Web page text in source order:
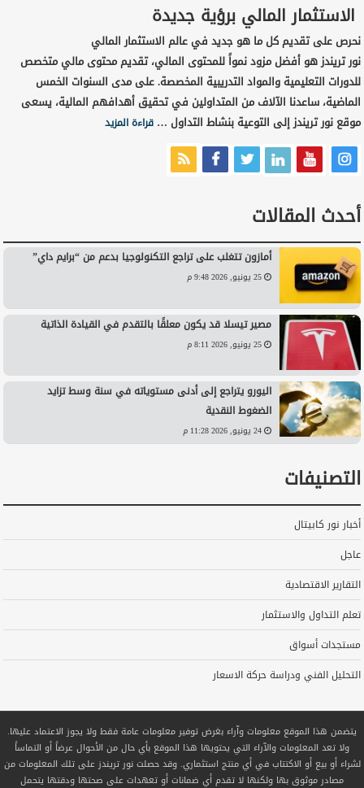
الاستثمار المالي برؤية جديدة
نحرص على تقديم كل ما هو جديد في عالم الاستثمار المالي
نور تريندز هو أفضل مزود نمواً للمحتوى المالي، تقديم محتوى مالي متخصص
للدورات التعليمية والمواد التدريبية المخصصة. على مدى السنوات الخمس
الماضية، ساعدنا الآلاف من المتداولين في تحقيق أهدافهم المالية، يسعى
موقع نور تريندز إلى التوعية بنشاط التداول …قراءة المزيد
أحدث المقالات
أمازون تتغلب على تراجع التكنولوجيا بدعم من “برايم داي”
25 يونيو, 2026 9:48 م
مصير تيسلا قد يكون معلقًا بالتقدم في القيادة الذاتية
25 يونيو, 2026 8:11 م
اليورو يتراجع إلى أدنى مستوياته في سنة وسط تزايد
الضغوط النقدية
24 يونيو, 2026 11:28 م
التصنيفات
أخبار نور كابيتال
عاجل
التقارير الاقتصادية
تعلم التداول والاستثمار
مستجدات أسواق
التحليل الفني ودراسة حركة الاسعار
يتضمن هذا الموقع معلومات وآراء بغرض توفير معلومات عامة فقط ولا يجوز الاعتماد عليها.
ولا تعد المعلومات والآراء التي يحتويها هذا الموقع بأي حال من الأحوال عرضاً أو التماساً
لشراء أو بيع أو الاكتتاب في أي منتج استثماري. وقد حصلت نور تريندز على تلك المعلومات من
مصادر موثوق بها ولكنها لا تقدم أي ضمانات أو تعهدات على صحتها ودقتها يتحمل